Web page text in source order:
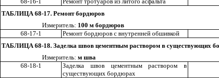
ТАБЛИЦА 68-17. Ремонт бордюров
Измеритель: 100 м бордюров
68-17-1
Ремонт бордюров с внутренней обшивкой
ТАБЛИЦА 68-18. Заделка швов цементным раствором в существующих
Измеритель: м шва
68-18-1
Заделка швов цементным раствором в
существующих бордюрах